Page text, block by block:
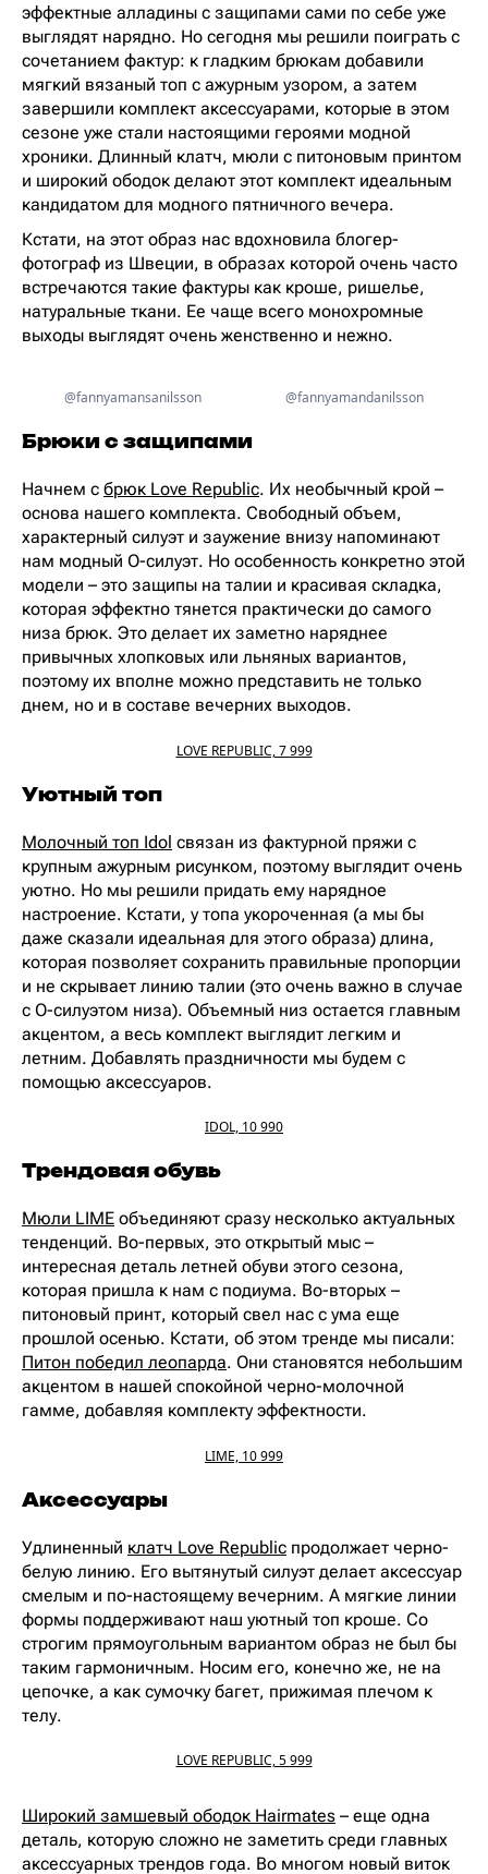
эффектные алладины с защипами сами по себе уже
выглядят нарядно. Но сегодня мы решили поиграть с
сочетанием фактур: к гладким брюкам добавили
мягкий вязаный топ с ажурным узором, а затем
завершили комплект аксессуарами, которые в этом
сезоне уже стали настоящими героями модной
хроники. Длинный клатч, мюли с питоновым принтом
и широкий ободок делают этот комплект идеальным
кандидатом для модного пятничного вечера.
Кстати, на этот образ нас вдохновила блогер-
фотограф из Швеции, в образах которой очень часто
встречаются такие фактуры как кроше, ришелье,
натуральные ткани. Ее чаще всего монохромные
выходы выглядят очень женственно и нежно.
@fannyamansanilsson @fannyamandanilsson
Брюки с защипами
Начнем с брюк Love Republic. Их необычный крой –
основа нашего комплекта. Свободный объем,
характерный силуэт и заужение внизу напоминают
нам модный О-силуэт. Но особенность конкретно этой
модели – это защипы на талии и красивая складка,
которая эффектно тянется практически до самого
низа брюк. Это делает их заметно наряднее
привычных хлопковых или льняных вариантов,
поэтому их вполне можно представить не только
днем, но и в составе вечерних выходов.
LOVE REPUBLIC, 7 999
Уютный топ
Молочный топ Idol связан из фактурной пряжи с
крупным ажурным рисунком, поэтому выглядит очень
уютно. Но мы решили придать ему нарядное
настроение. Кстати, у топа укороченная (а мы бы
даже сказали идеальная для этого образа) длина,
которая позволяет сохранить правильные пропорции
и не скрывает линию талии (это очень важно в случае
с O-силуэтом низа). Объемный низ остается главным
акцентом, а весь комплект выглядит легким и
летним. Добавлять праздничности мы будем с
помощью аксессуаров.
IDOL, 10 990
Трендовая обувь
Мюли LIME объединяют сразу несколько актуальных
тенденций. Во-первых, это открытый мыс –
интересная деталь летней обуви этого сезона,
которая пришла к нам с подиума. Во-вторых –
питоновый принт, который свел нас с ума еще
прошлой осенью. Кстати, об этом тренде мы писали:
Питон победил леопарда. Они становятся небольшим
акцентом в нашей спокойной черно-молочной
гамме, добавляя комплекту эффектности.
LIME, 10 999
Аксессуары
Удлиненный клатч Love Republic продолжает черно-
белую линию. Его вытянутый силуэт делает аксессуар
смелым и по-настоящему вечерним. А мягкие линии
формы поддерживают наш уютный топ кроше. Со
строгим прямоугольным вариантом образ не был бы
таким гармоничным. Носим его, конечно же, не на
цепочке, а как сумочку багет, прижимая плечом к
телу.
LOVE REPUBLIC, 5 999
Широкий замшевый ободок Hairmates – еще одна
деталь, которую сложно не заметить среди главных
аксессуарных трендов года. Во многом новый виток